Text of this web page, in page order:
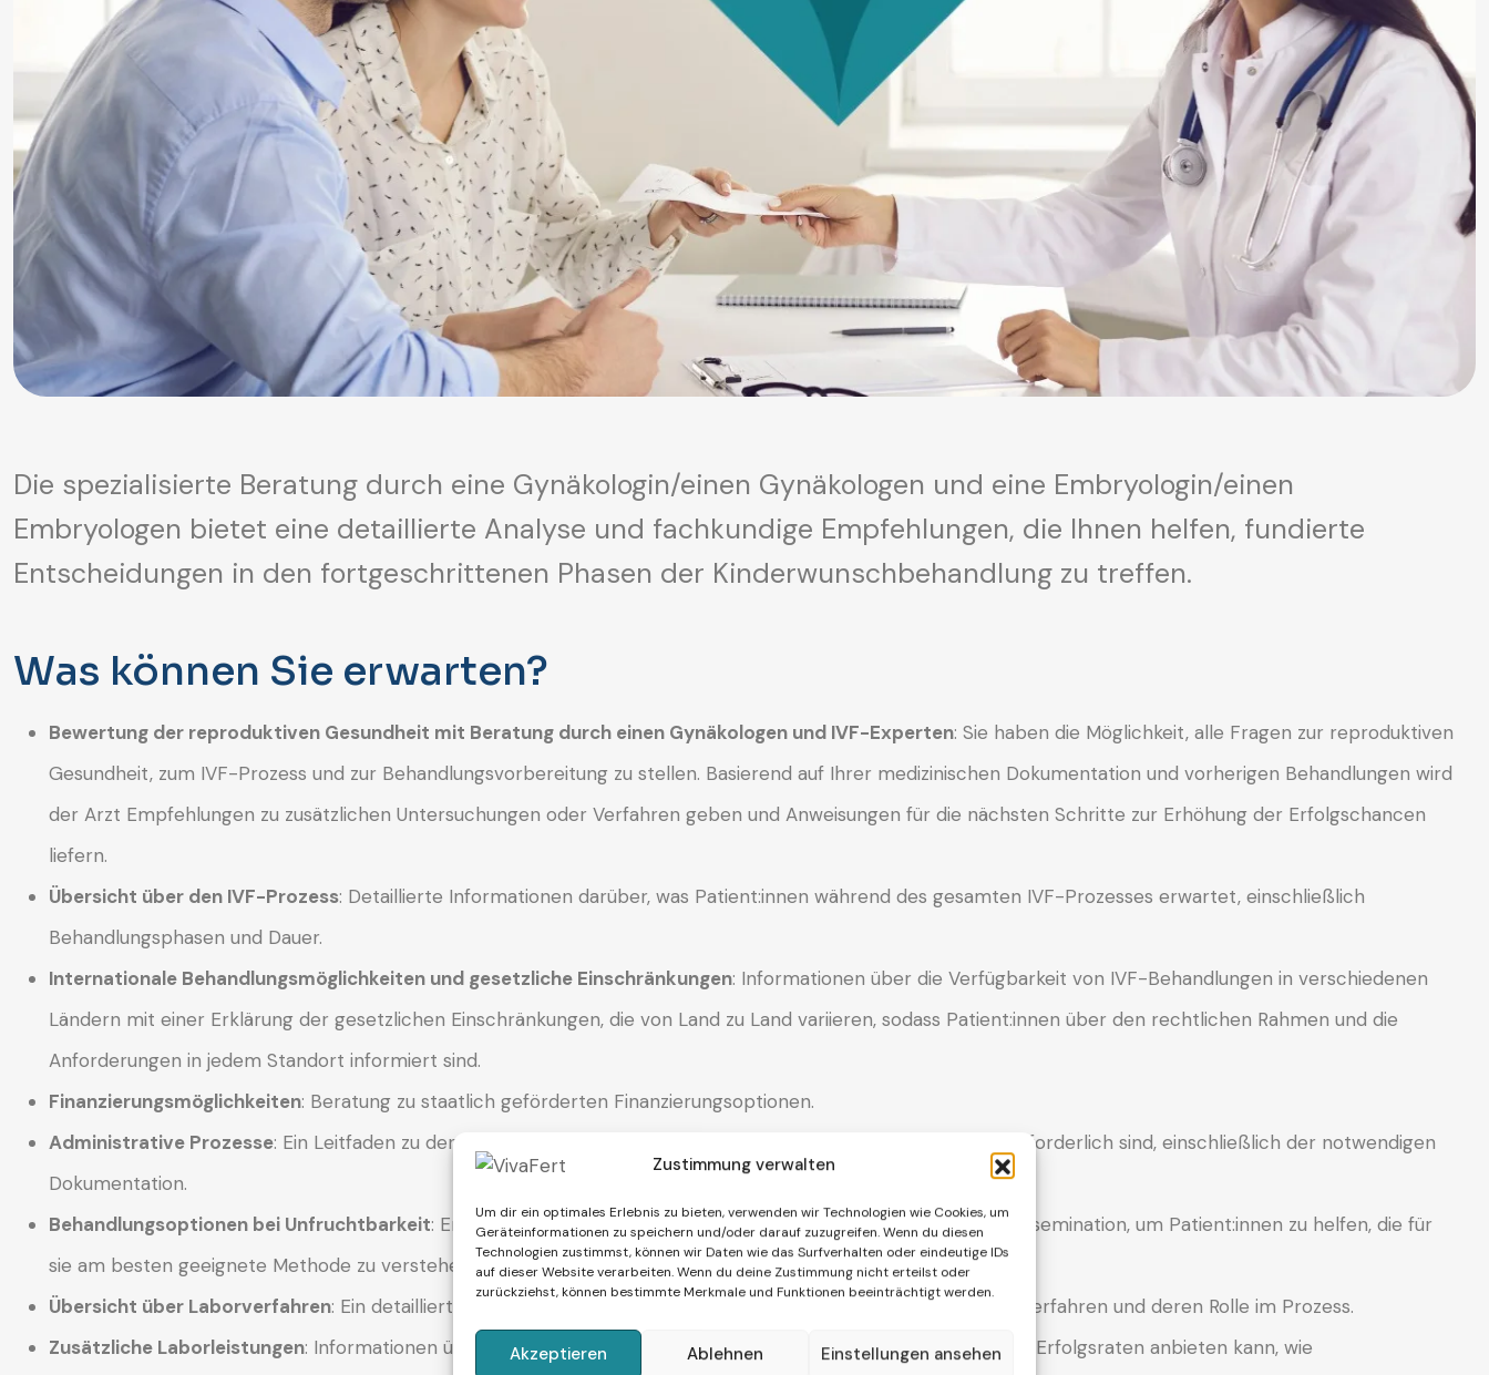
Zustimmung verwalten
Um dir ein optimales Erlebnis zu bieten, verwenden wir Technologien wie Cookies, um
Geräteinformationen zu speichern und/oder darauf zuzugreifen. Wenn du diesen
Technologien zustimmst, können wir Daten wie das Surfverhalten oder eindeutige IDs
auf dieser Website verarbeiten. Wenn du deine Zustimmung nicht erteilst oder
zurückziehst, können bestimmte Merkmale und Funktionen beeinträchtigt werden.
Akzeptieren Ablehnen Einstellungen ansehen
Die spezialisierte Beratung durch eine Gynäkologin/einen Gynäkologen und eine Embryologin/einen
Embryologen bietet eine detaillierte Analyse und fachkundige Empfehlungen, die Ihnen helfen, fundierte
Entscheidungen in den fortgeschrittenen Phasen der Kinderwunschbehandlung zu treffen.
Was können Sie erwarten?
Bewertung der reproduktiven Gesundheit mit Beratung durch einen Gynäkologen und IVF-Experten: Sie haben die Möglichkeit, alle Fragen zur reproduktiven
Gesundheit, zum IVF-Prozess und zur Behandlungsvorbereitung zu stellen. Basierend auf Ihrer medizinischen Dokumentation und vorherigen Behandlungen wird
der Arzt Empfehlungen zu zusätzlichen Untersuchungen oder Verfahren geben und Anweisungen für die nächsten Schritte zur Erhöhung der Erfolgschancen
liefern.
Übersicht über den IVF-Prozess: Detaillierte Informationen darüber, was Patient:innen während des gesamten IVF-Prozesses erwartet, einschließlich
Behandlungsphasen und Dauer.
Internationale Behandlungsmöglichkeiten und gesetzliche Einschränkungen: Informationen über die Verfügbarkeit von IVF-Behandlungen in verschiedenen
Ländern mit einer Erklärung der gesetzlichen Einschränkungen, die von Land zu Land variieren, sodass Patient:innen über den rechtlichen Rahmen und die
Anforderungen in jedem Standort informiert sind.
Finanzierungsmöglichkeiten: Beratung zu staatlich geförderten Finanzierungsoptionen.
Administrative Prozesse: Ein Leitfaden zu den administrativen Verfahren, die für den Beginn der Behandlung erforderlich sind, einschließlich der notwendigen
Dokumentation.
Behandlungsoptionen bei Unfruchtbarkeit: Erklärung verschiedener Behandlungsmethoden wie IVF, ICSI und Insemination, um Patient:innen zu helfen, die für
sie am besten geeignete Methode zu verstehen.
Übersicht über Laborverfahren: Ein detaillierter Einblick in die während der Behandlung durchgeführten Laborverfahren und deren Rolle im Prozess.
Zusätzliche Laborleistungen: Informationen über zusätzliche Dienstleistungen, die das Labor zur Steigerung der Erfolgsraten anbieten kann, wie